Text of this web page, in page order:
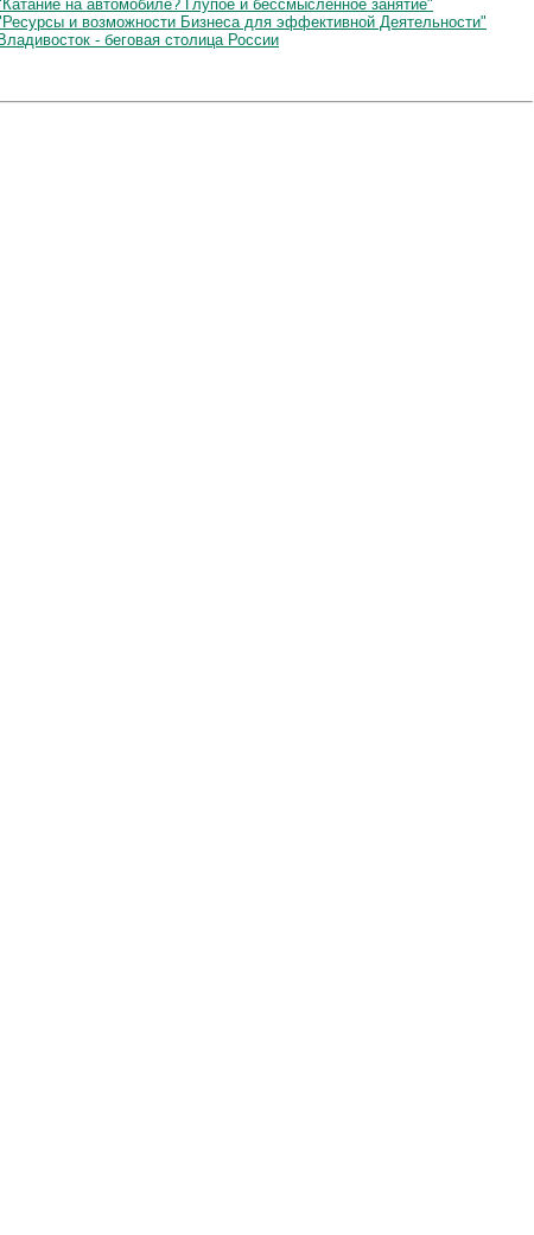
на автомобиле? Глупое и бессмысленное занятие"
и возможности Бизнеса для эффективной Деятельности"
- беговая столица России